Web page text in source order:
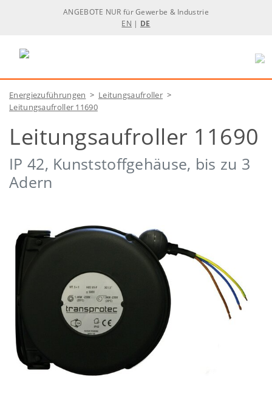
ANGEBOTE NUR für Gewerbe & Industrie
EN | DE
Energiezuführungen > Leitungsaufroller >
Leitungsaufroller 11690
Leitungsaufroller 11690
IP 42, Kunststoffgehäuse, bis zu 3
Adern